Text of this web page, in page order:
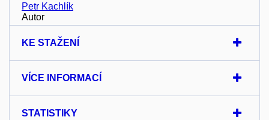
Petr Kachlík
Autor
KE STAŽENÍ
VÍCE INFORMACÍ
STATISTIKY